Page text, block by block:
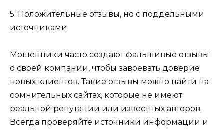
5. Положительные отзывы, но с поддельными
источниками
Мошенники часто создают фальшивые отзывы
о своей компании, чтобы завоевать доверие
новых клиентов. Такие отзывы можно найти на
сомнительных сайтах, которые не имеют
реальной репутации или известных авторов.
Всегда проверяйте источники информации и